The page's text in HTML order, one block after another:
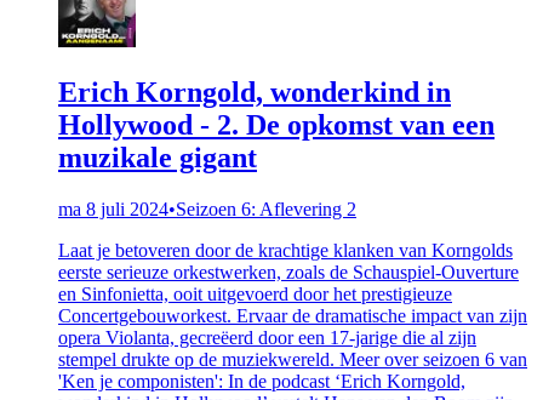
Erich Korngold, wonderkind in
Hollywood - 2. De opkomst van een
muzikale gigant
ma 8 juli 2024•Seizoen 6: Aflevering 2
Laat je betoveren door de krachtige klanken van Korngolds
eerste serieuze orkestwerken, zoals de Schauspiel-Ouverture
en Sinfonietta, ooit uitgevoerd door het prestigieuze
Concertgebouworkest. Ervaar de dramatische impact van zijn
opera Violanta, gecreëerd door een 17-jarige die al zijn
stempel drukte op de muziekwereld. Meer over seizoen 6 van
'Ken je componisten': In de podcast ‘Erich Korngold,